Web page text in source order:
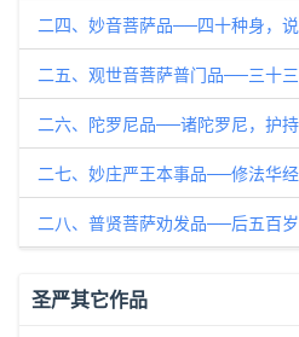
二四、妙音菩萨品──四十种身，
二五、观世音菩萨普门品──三十
二六、陀罗尼品──诸陀罗尼，护
二七、妙庄严王本事品──修法华
二八、普贤菩萨劝发品──后五百
圣严其它作品